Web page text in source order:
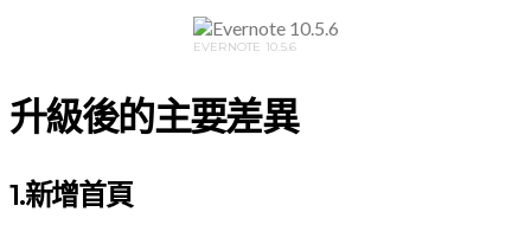
EVERNOTE 10.5.6
升級後的主要差異
1.新增首頁